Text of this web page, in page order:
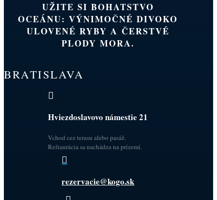
UŽITE SI BOHATSTVO
OCEÁNU: VÝNIMOČNÉ DIVOKO
ULOVENÉ RYBY A ČERSTVÉ
PLODY MORA.
BRATISLAVA

Hviezdoslavovo námestie 21
Vchod cez terasu alebo pasáž.
Reštaurácia sa nachádza na prízemí.

rezervacie@kogo.sk